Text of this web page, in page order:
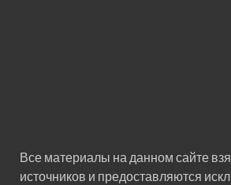
Все материалы на данном сайте
источников и предоставляются